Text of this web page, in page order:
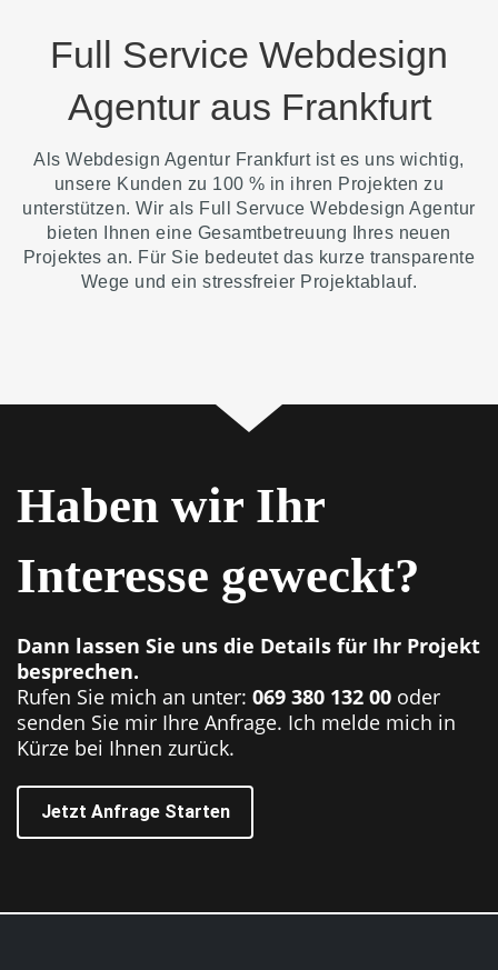
Full Service Webdesign
Agentur aus Frankfurt
Als Webdesign Agentur Frankfurt ist es uns wichtig,
unsere Kunden zu 100 % in ihren Projekten zu
unterstützen. Wir als Full Servuce Webdesign Agentur
bieten Ihnen eine Gesamtbetreuung Ihres neuen
Projektes an. Für Sie bedeutet das kurze transparente
Wege und ein stressfreier Projektablauf.
Haben wir Ihr
Interesse geweckt?
Dann lassen Sie uns die Details für Ihr Projekt
besprechen.
Rufen Sie mich an unter: 069 380 132 00 oder
senden Sie mir Ihre Anfrage. Ich melde mich in
Kürze bei Ihnen zurück.
Jetzt Anfrage Starten